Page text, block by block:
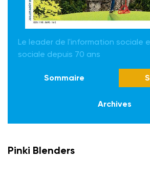
Le leader de l'information sociale
sociale depuis 70 ans
Sommaire
Archives
Pinki Blenders